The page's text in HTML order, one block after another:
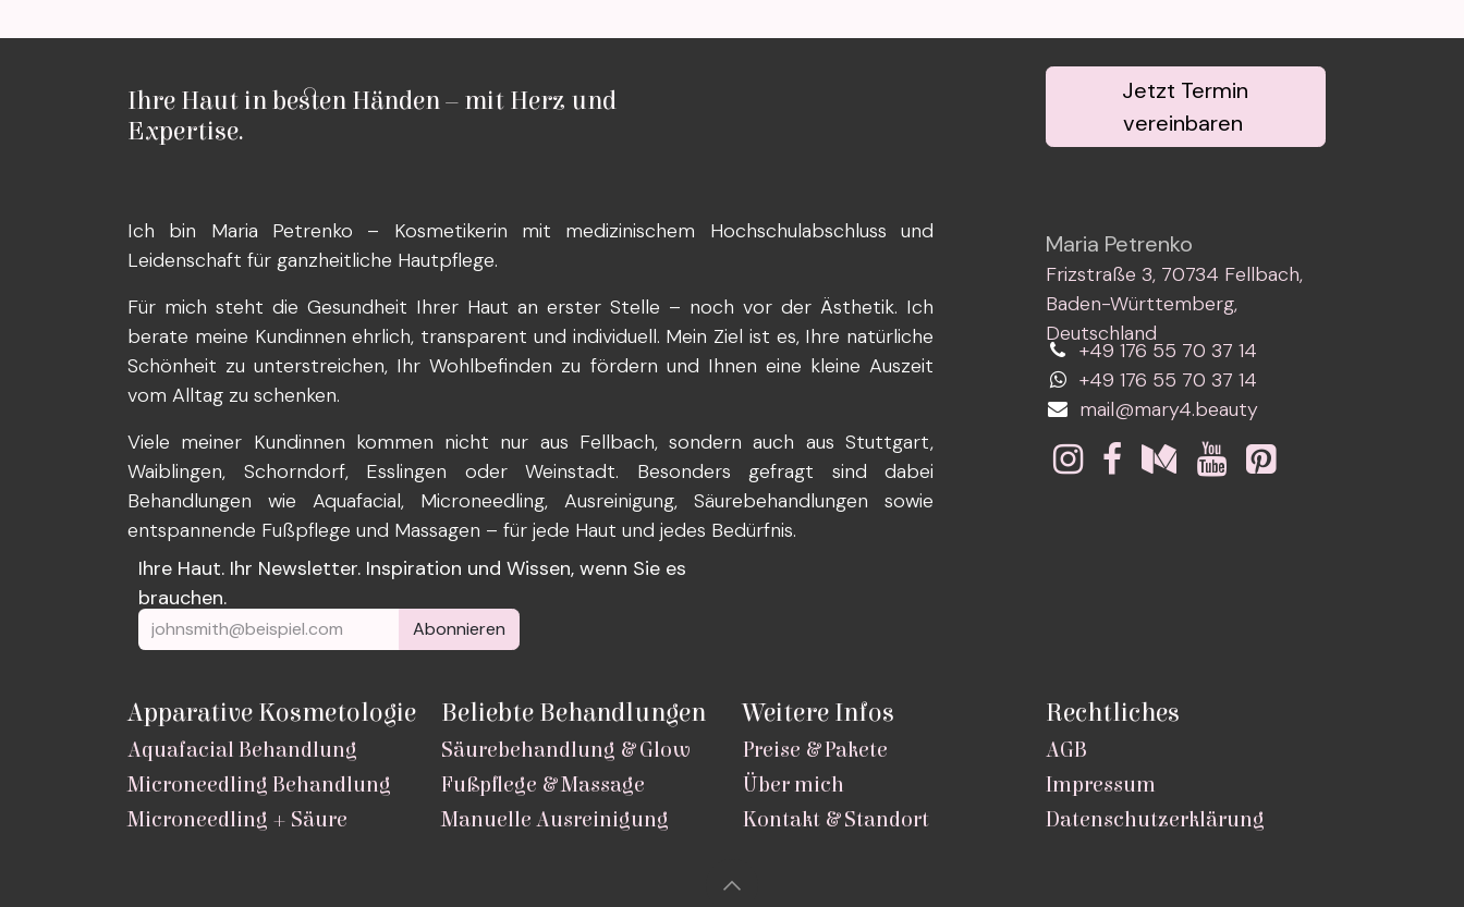
Ihre Haut in besten Händen – mit Herz und
Expertise.
Jetzt Termin
vereinbaren
Ich bin Maria Petrenko – Kosmetikerin mit medizinischem Hochschulabschluss und
Leidenschaft für ganzheitliche Hautpflege.
Für mich steht die Gesundheit Ihrer Haut an erster Stelle – noch vor der Ästhetik. Ich
berate meine Kundinnen ehrlich, transparent und individuell. Mein Ziel ist es, Ihre natürliche
Schönheit zu unterstreichen, Ihr Wohlbefinden zu fördern und Ihnen eine kleine Auszeit
vom Alltag zu schenken.
Viele meiner Kundinnen kommen nicht nur aus Fellbach, sondern auch aus Stuttgart,
Waiblingen, Schorndorf, Esslingen oder Weinstadt. Besonders gefragt sind dabei
Behandlungen wie Aquafacial, Microneedling, Ausreinigung, Säurebehandlungen sowie
entspannende Fußpflege und Massagen – für jede Haut und jedes Bedürfnis.
Maria Petrenko
Frizstraße 3, 70734 Fellbach,
Baden-Württemberg,
Deutschland
Ihre Haut. Ihr Newsletter. Inspiration und Wissen, wenn Sie es
brauchen.
+49 176 55 70 37 14
+49 176 55 70 37 14
mail@mary4.beauty
Abonnieren
Apparative Kosmetologie
Aquafacial Behandlung
Microneedling Behandlung
Microneedling + Säure
Beliebte Behandlungen
Säurebehandlung & Glow
Fußpflege & Massage
Manuelle Ausreinigung
Weitere Infos
Preise & Pakete
Über mich
Kontakt & Standort
Rechtliches
AGB
Impressum
Datenschutzerklärung